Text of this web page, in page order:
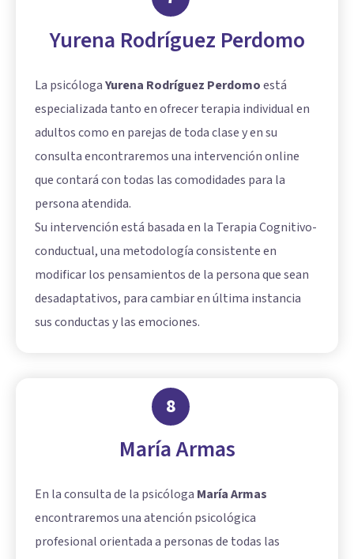
Yurena Rodríguez Perdomo
La psicólogaYurena Rodríguez Perdomoestá
especializada tanto en ofrecer terapia individual en
adultos como en parejas de toda clase y en su
consulta encontraremos una intervención online
que contará con todas las comodidades para la
persona atendida.
Su intervención está basada en la Terapia Cognitivo-
conductual, una metodología consistente en
modificar los pensamientos de la persona que sean
desadaptativos, para cambiar en última instancia
sus conductas y las emociones.
8
María Armas
En la consulta de la psicóloga María Armas
encontraremos una atención psicológica
profesional orientada a personas de todas las